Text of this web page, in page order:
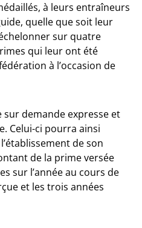
à leurs entraîneurs
quelle que soit leur
sur quatre
qui leur ont été
à l’occasion de
sur demande expresse et
Celui-ci pourra ainsi
de son
de la prime versée
sur l’année au cours de
et les trois années